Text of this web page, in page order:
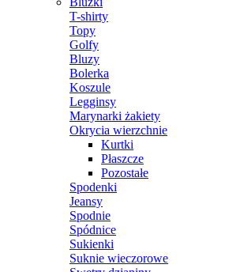
T-shirty
Topy
Golfy
Bluzy
Bolerka
Koszule
Legginsy
Marynarki żakiety
Okrycia wierzchnie
Kurtki
Płaszcze
Pozostałe
Spodenki
Jeansy
Spodnie
Spódnice
Sukienki
Suknie wieczorowe